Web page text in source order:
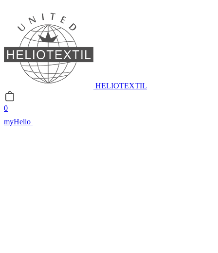
HELIOTEXTIL
0
myHelio